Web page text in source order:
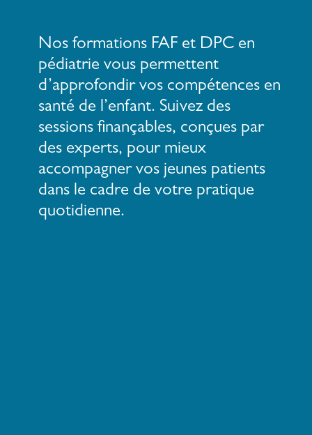
Nos formations FAF et DPC en
pédiatrie vous permettent
d’approfondir vos compétences en
santé de l’enfant. Suivez des
sessions finançables, conçues par
des experts, pour mieux
accompagner vos jeunes patients
dans le cadre de votre pratique
quotidienne.